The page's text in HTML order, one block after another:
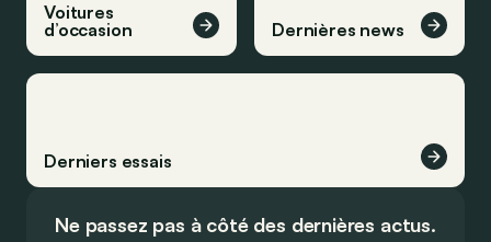
Voitures
d’occasion
Dernières news
Derniers essais
Ne passez pas à côté des dernières actus.